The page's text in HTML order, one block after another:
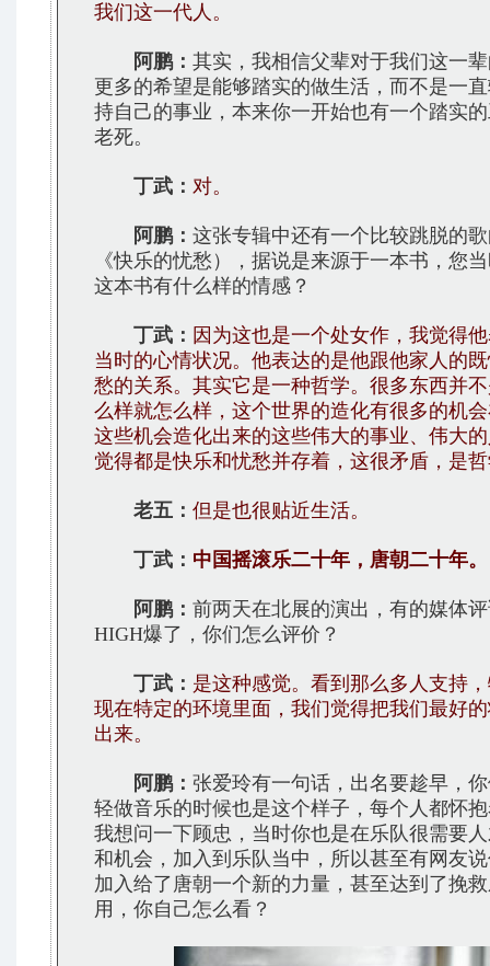
我们这一代人。
阿鹏： 其实，我相信父辈对于我们这一
更多的希望是能够踏实的做生活，而不是一
持自己的事业，本来你一开始也有一个踏实
老死。
丁武： 对。
阿鹏： 这张专辑中还有一个比较跳脱的
《快乐的忧愁），据说是来源于一本书，您
这本书有什么样的情感？
丁武： 因为这也是一个处女作，我觉得
当时的心情状况。他表达的是他跟他家人的
愁的关系。其实它是一种哲学。很多东西并
么样就怎么样，这个世界的造化有很多的机
这些机会造化出来的这些伟大的事业、伟大
觉得都是快乐和忧愁并存着，这很矛盾，是
老五： 但是也很贴近生活。
丁武： 中国摇滚乐二十年，唐朝二十年。
阿鹏： 前两天在北展的演出，有的媒体
HIGH爆了，你们怎么评价？
丁武： 是这种感觉。看到那么多人支持
现在特定的环境里面，我们觉得把我们最好
出来。
阿鹏： 张爱玲有一句话，出名要趁早，
轻做音乐的时候也是这个样子，每个人都怀
我想问一下顾忠，当时你也是在乐队很需要
和机会，加入到乐队当中，所以甚至有网友
加入给了唐朝一个新的力量，甚至达到了挽
用，你自己怎么看？